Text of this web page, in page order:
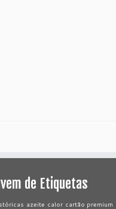
de Etiquetas
azeite calor cartão premium